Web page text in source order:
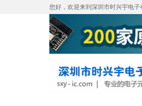
您好，欢迎来到深圳市时兴宇电子